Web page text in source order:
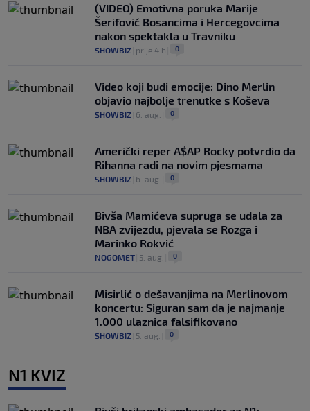
(VIDEO) Emotivna poruka Marije
Šerifović Bosancima i Hercegovcima
nakon spektakla u Travniku
SHOWBIZ prije 4 h 0
Video koji budi emocije: Dino Merlin
objavio najbolje trenutke s Koševa
SHOWBIZ 6. aug. 0
Američki reper A$AP Rocky potvrdio da
Rihanna radi na novim pjesmama
SHOWBIZ 6. aug. 0
Bivša Mamićeva supruga se udala za
NBA zvijezdu, pjevala se Rozga i
Marinko Rokvić
NOGOMET 5. aug. 0
Misirlić o dešavanjima na Merlinovom
koncertu: Siguran sam da je najmanje
1.000 ulaznica falsifikovano
SHOWBIZ 5. aug. 0
N1 KVIZ